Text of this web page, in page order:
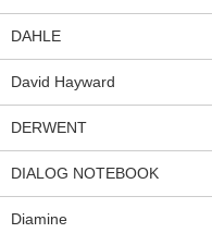
DAHLE
David Hayward
DERWENT
DIALOG NOTEBOOK
Diamine